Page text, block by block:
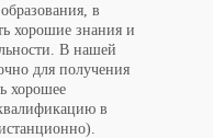
в
хорошие знания и
В нашей
для получения
хорошее
в